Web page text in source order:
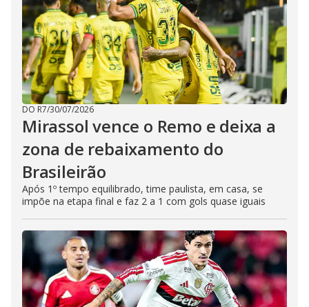
DO R7/30/07/2026
Mirassol vence o Remo e deixa a
zona de rebaixamento do
Brasileirão
Após 1º tempo equilibrado, time paulista, em casa, se
impõe na etapa final e faz 2 a 1 com gols quase iguais